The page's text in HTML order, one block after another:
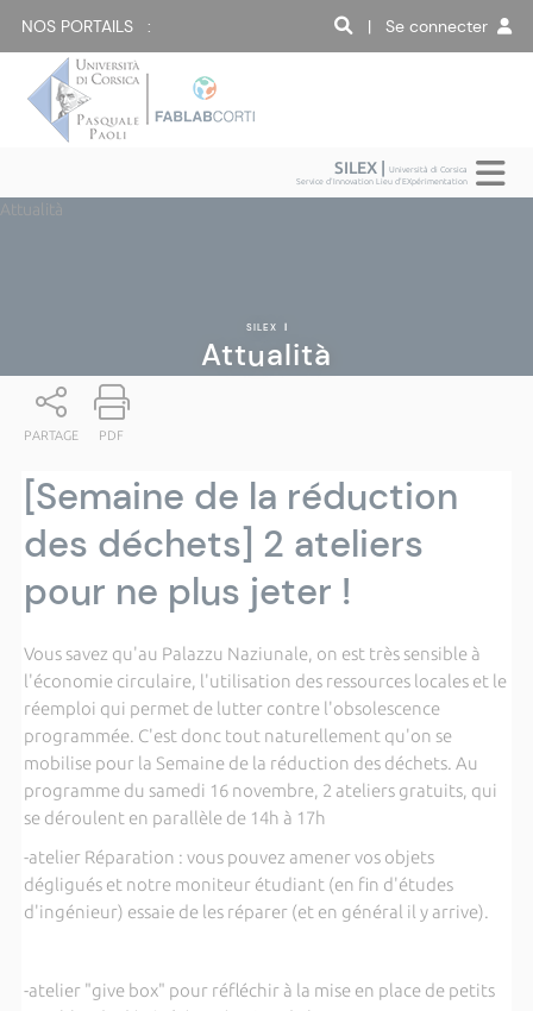
NOS PORTAILS : | Se connecter
SILEX |Università di Corsica
Service d'Innovation Lieu d'EXpérimentation
Attualità
SILEX |
Attualità
PARTAGE PDF
[Semaine de la réduction
des déchets] 2 ateliers
pour ne plus jeter !
Vous savez qu'au Palazzu Naziunale, on est très sensible à
l'économie circulaire, l'utilisation des ressources locales et le
réemploi qui permet de lutter contre l'obsolescence
programmée. C'est donc tout naturellement qu'on se
mobilise pour la Semaine de la réduction des déchets. Au
programme du samedi 16 novembre, 2 ateliers gratuits, qui
se déroulent en parallèle de 14h à 17h
-atelier Réparation : vous pouvez amener vos objets
dégligués et notre moniteur étudiant (en fin d'études
d'ingénieur) essaie de les réparer (et en général il y arrive).
-atelier "give box" pour réfléchir à la mise en place de petits